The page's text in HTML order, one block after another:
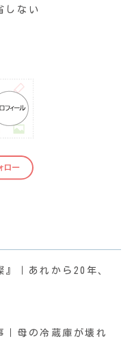
しない
』｜あれから20年、
｜母の冷蔵庫が壊れ